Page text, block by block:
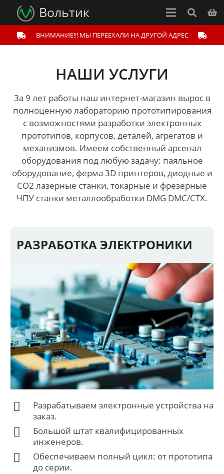
Вольтик
ВНИМАНИЕ!!! МЫ ПЕРЕЕХАЛИ НА ДРУГОЙ АДРЕС
НАШИ УСЛУГИ
За 9 лет работы наш интернет-магазин вырос в
полноценную лабораторию прототипирования
с возможностями разработки электронных
прототипов, корпусов, деталей, агрегатов и
механизмов. Имеем собственный арсенал
оборудования под любую задачу: паяльное
оборудование, ферма 3D принтеров, диодные и
CO2 лазерные станки, токарные и фрезерные
ЧПУ станки металлообработки DMG DMC/CTX.
РАЗРАБОТКА ЭЛЕКТРОНИКИ
Разрабатываем электронные устройства на
заказ.
Большой штат квалифицированных
инженеров.
Обеспечиваем полный цикл: от прототипа
до серии.